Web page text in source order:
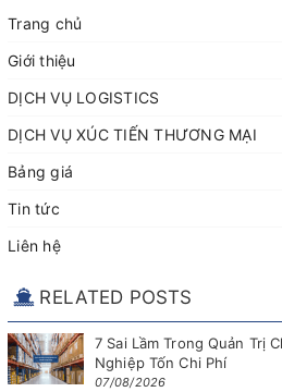
Trang chủ
Giới thiệu
DỊCH VỤ LOGISTICS
DỊCH VỤ XÚC TIẾN THƯƠNG MẠI
Bảng giá
Tin tức
Liên hệ
RELATED POSTS
7 Sai Lầm Trong Quản Trị
Nghiệp Tốn Chi Phí
07/08/2026